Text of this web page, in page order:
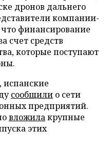
дронов дальнего
компании-
финансирование
счет средств
которые поступают
испанские
сообщили о сети
предприятий.
вложилакрупные
этих